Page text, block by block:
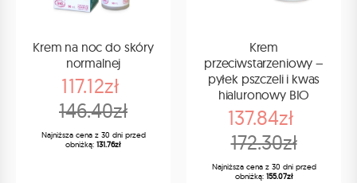
Krem na noc do skóry
normalnej
117.12zł
146.40zł
Najniższa cena z 30 dni przed
obniżką: 131.76zł
Krem
przeciwstarzeniowy –
pyłek pszczeli i kwas
hialuronowy BIO
137.84zł
172.30zł
Najniższa cena z 30 dni przed
obniżką: 155.07zł